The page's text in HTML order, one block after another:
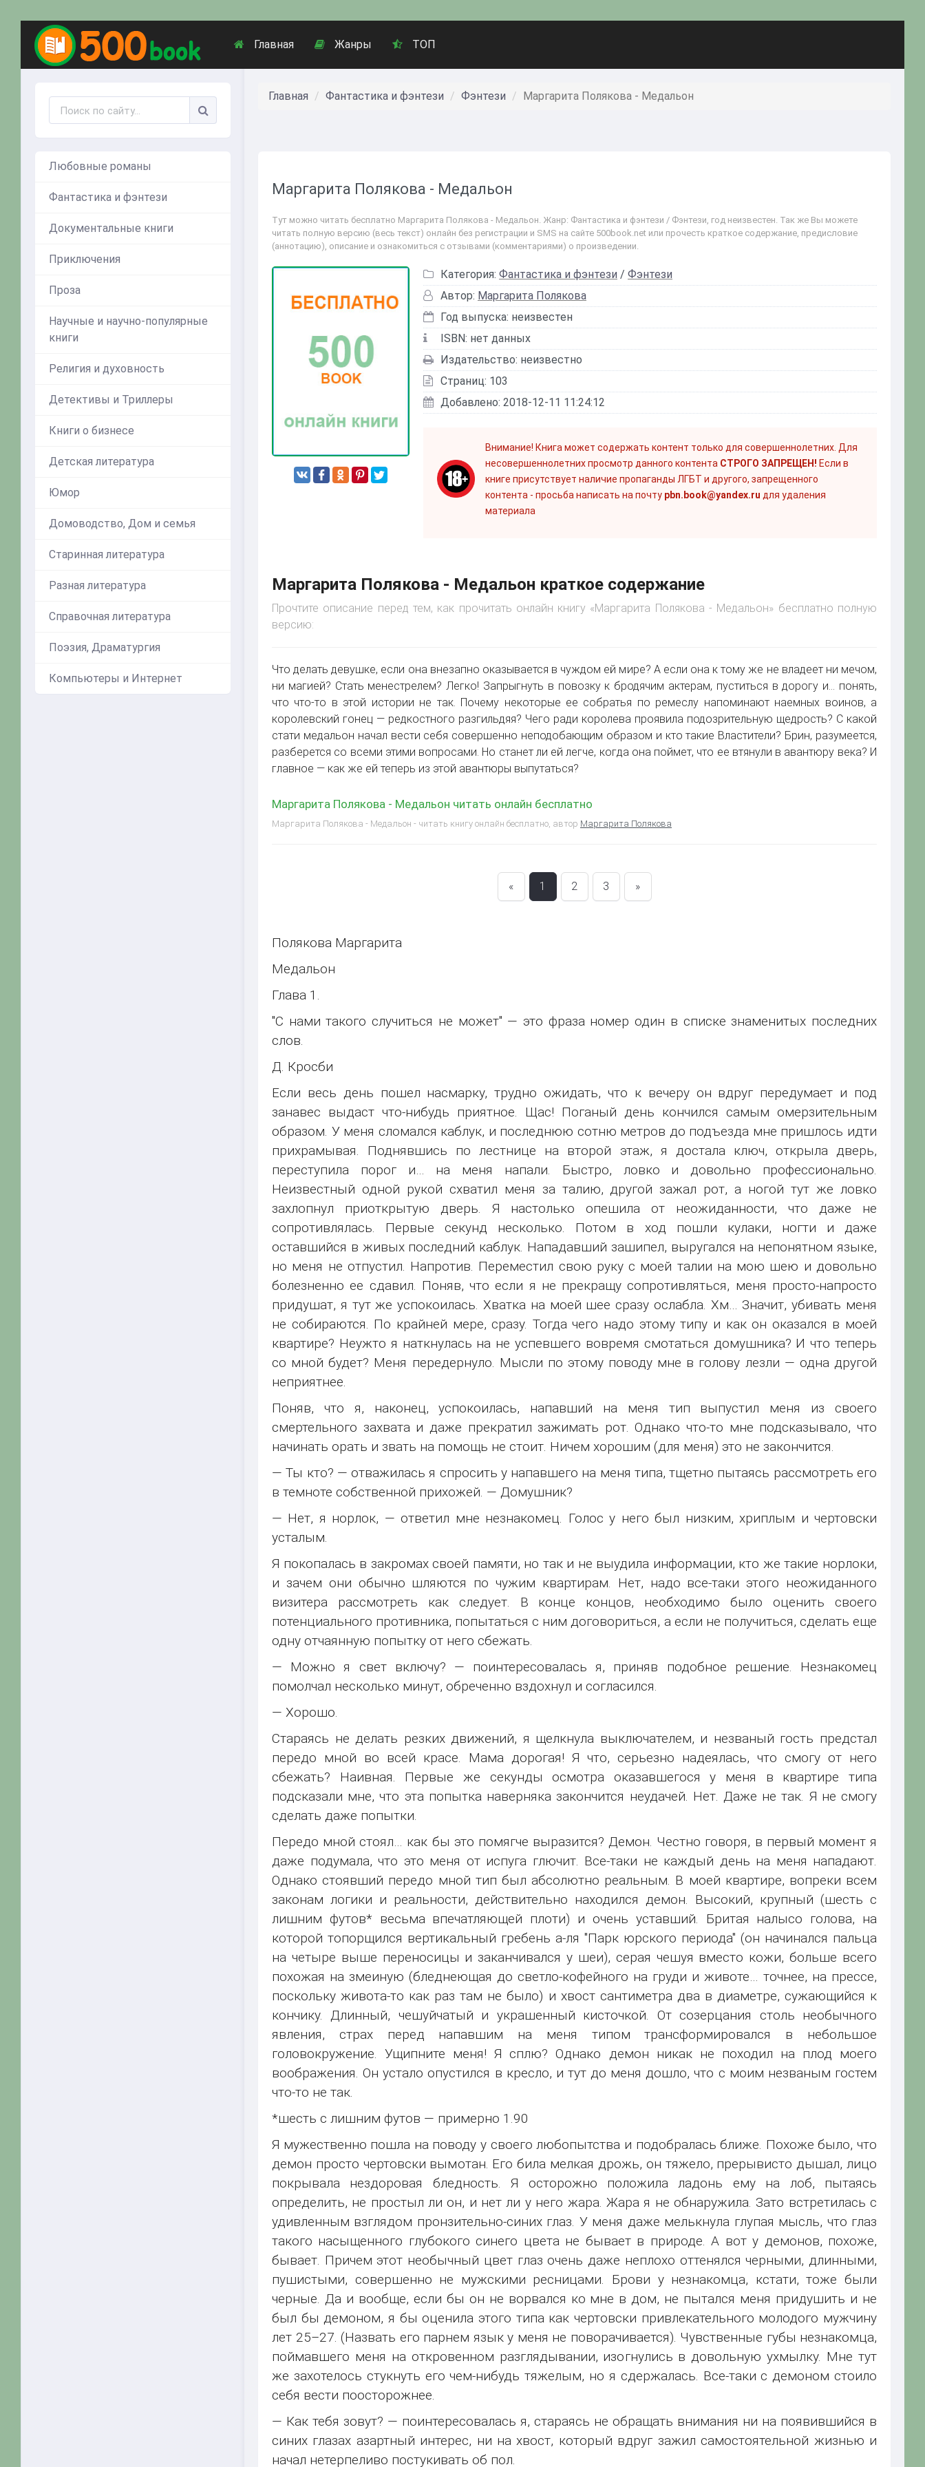
Главная Жанры ТОП
Любовные романы
Фантастика и фэнтези
Документальные книги
Приключения
Проза
Научные и научно-популярные
книги
Религия и духовность
Детективы и Триллеры
Книги о бизнесе
Детская литература
Юмор
Домоводство, Дом и семья
Старинная литература
Разная литература
Справочная литература
Поэзия, Драматургия
Компьютеры и Интернет
Главная Фантастика и фэнтези Фэнтези Маргарита Полякова - Медальон
Маргарита Полякова - Медальон
Тут можно читать бесплатно Маргарита Полякова - Медальон. Жанр: Фантастика и фэнтези / Фэнтези, год неизвестен. Так же Вы можете
читать полную версию (весь текст) онлайн без регистрации и SMS на сайте 500book.net или прочесть краткое содержание, предисловие
(аннотацию), описание и ознакомиться с отзывами (комментариями) о произведении.
Категория: Фантастика и фэнтези / Фэнтези
Автор: Маргарита Полякова
Год выпуска: неизвестен
ISBN: нет данных
Издательство: неизвестно
Страниц: 103
Добавлено: 2018-12-11 11:24:12
Внимание! Книга может содержать контент только для совершеннолетних. Для
несовершеннолетних просмотр данного контента СТРОГО ЗАПРЕЩЕН! Если в
книге присутствует наличие пропаганды ЛГБТ и другого, запрещенного
контента - просьба написать на почту pbn.book@yandex.ru для удаления
материала
Маргарита Полякова - Медальон краткое содержание
Прочтите описание перед тем, как прочитать онлайн книгу «Маргарита Полякова - Медальон» бесплатно полную
версию:
Что делать девушке, если она внезапно оказывается в чуждом ей мире? А если она к тому же не владеет ни мечом,
ни магией? Стать менестрелем? Легко! Запрыгнуть в повозку к бродячим актерам, пуститься в дорогу и… понять,
что что-то в этой истории не так. Почему некоторые ее собратья по ремеслу напоминают наемных воинов, а
королевский гонец — редкостного разгильдяя? Чего ради королева проявила подозрительную щедрость? С какой
стати медальон начал вести себя совершенно неподобающим образом и кто такие Властители? Брин, разумеется,
разберется со всеми этими вопросами. Но станет ли ей легче, когда она поймет, что ее втянули в авантюру века? И
главное — как же ей теперь из этой авантюры выпутаться?
Маргарита Полякова - Медальон читать онлайн бесплатно
Маргарита Полякова - Медальон - читать книгу онлайн бесплатно, автор Маргарита Полякова
« 1 2 3 »
Полякова Маргарита
Медальон
Глава 1.
"С нами такого случиться не может" — это фраза номер один в списке знаменитых последних
слов.
Д. Кросби
Если весь день пошел насмарку, трудно ожидать, что к вечеру он вдруг передумает и под
занавес выдаст что-нибудь приятное. Щас! Поганый день кончился самым омерзительным
образом. У меня сломался каблук, и последнюю сотню метров до подъезда мне пришлось идти
прихрамывая. Поднявшись по лестнице на второй этаж, я достала ключ, открыла дверь,
переступила порог и… на меня напали. Быстро, ловко и довольно профессионально.
Неизвестный одной рукой схватил меня за талию, другой зажал рот, а ногой тут же ловко
захлопнул приоткрытую дверь. Я настолько опешила от неожиданности, что даже не
сопротивлялась. Первые секунд несколько. Потом в ход пошли кулаки, ногти и даже
оставшийся в живых последний каблук. Нападавший зашипел, выругался на непонятном языке,
но меня не отпустил. Напротив. Переместил свою руку с моей талии на мою шею и довольно
болезненно ее сдавил. Поняв, что если я не прекращу сопротивляться, меня просто-напросто
придушат, я тут же успокоилась. Хватка на моей шее сразу ослабла. Хм… Значит, убивать меня
не собираются. По крайней мере, сразу. Тогда чего надо этому типу и как он оказался в моей
квартире? Неужто я наткнулась на не успевшего вовремя смотаться домушника? И что теперь
со мной будет? Меня передернуло. Мысли по этому поводу мне в голову лезли — одна другой
неприятнее.
Поняв, что я, наконец, успокоилась, напавший на меня тип выпустил меня из своего
смертельного захвата и даже прекратил зажимать рот. Однако что-то мне подсказывало, что
начинать орать и звать на помощь не стоит. Ничем хорошим (для меня) это не закончится.
— Ты кто? — отважилась я спросить у напавшего на меня типа, тщетно пытаясь рассмотреть его
в темноте собственной прихожей. — Домушник?
— Нет, я норлок, — ответил мне незнакомец. Голос у него был низким, хриплым и чертовски
усталым.
Я покопалась в закромах своей памяти, но так и не выудила информации, кто же такие норлоки,
и зачем они обычно шляются по чужим квартирам. Нет, надо все-таки этого неожиданного
визитера рассмотреть как следует. В конце концов, необходимо было оценить своего
потенциального противника, попытаться с ним договориться, а если не получиться, сделать еще
одну отчаянную попытку от него сбежать.
— Можно я свет включу? — поинтересовалась я, приняв подобное решение. Незнакомец
помолчал несколько минут, обреченно вздохнул и согласился.
— Хорошо.
Стараясь не делать резких движений, я щелкнула выключателем, и незваный гость предстал
передо мной во всей красе. Мама дорогая! Я что, серьезно надеялась, что смогу от него
сбежать? Наивная. Первые же секунды осмотра оказавшегося у меня в квартире типа
подсказали мне, что эта попытка наверняка закончится неудачей. Нет. Даже не так. Я не смогу
сделать даже попытки.
Передо мной стоял… как бы это помягче выразится? Демон. Честно говоря, в первый момент я
даже подумала, что это меня от испуга глючит. Все-таки не каждый день на меня нападают.
Однако стоявший передо мной тип был абсолютно реальным. В моей квартире, вопреки всем
законам логики и реальности, действительно находился демон. Высокий, крупный (шесть с
лишним футов* весьма впечатляющей плоти) и очень уставший. Бритая налысо голова, на
которой топорщился вертикальный гребень а-ля "Парк юрского периода" (он начинался пальца
на четыре выше переносицы и заканчивался у шеи), серая чешуя вместо кожи, больше всего
похожая на змеиную (бледнеющая до светло-кофейного на груди и животе… точнее, на прессе,
поскольку живота-то как раз там не было) и хвост сантиметра два в диаметре, сужающийся к
кончику. Длинный, чешуйчатый и украшенный кисточкой. От созерцания столь необычного
явления, страх перед напавшим на меня типом трансформировался в небольшое
головокружение. Ущипните меня! Я сплю? Однако демон никак не походил на плод моего
воображения. Он устало опустился в кресло, и тут до меня дошло, что с моим незваным гостем
что-то не так.
*шесть с лишним футов — примерно 1.90
Я мужественно пошла на поводу у своего любопытства и подобралась ближе. Похоже было, что
демон просто чертовски вымотан. Его била мелкая дрожь, он тяжело, прерывисто дышал, лицо
покрывала нездоровая бледность. Я осторожно положила ладонь ему на лоб, пытаясь
определить, не простыл ли он, и нет ли у него жара. Жара я не обнаружила. Зато встретилась с
удивленным взглядом пронзительно-синих глаз. У меня даже мелькнула глупая мысль, что глаз
такого насыщенного глубокого синего цвета не бывает в природе. А вот у демонов, похоже,
бывает. Причем этот необычный цвет глаз очень даже неплохо оттенялся черными, длинными,
пушистыми, совершенно не мужскими ресницами. Брови у незнакомца, кстати, тоже были
черные. Да и вообще, если бы он не ворвался ко мне в дом, не пытался меня придушить и не
был бы демоном, я бы оценила этого типа как чертовски привлекательного молодого мужчину
лет 25–27. (Назвать его парнем язык у меня не поворачивается). Чувственные губы незнакомца,
поймавшего меня на откровенном разглядывании, изогнулись в довольную ухмылку. Мне тут
же захотелось стукнуть его чем-нибудь тяжелым, но я сдержалась. Все-таки с демоном стоило
себя вести поосторожнее.
— Как тебя зовут? — поинтересовалась я, стараясь не обращать внимания ни на появившийся в
синих глазах азартный интерес, ни на хвост, который вдруг зажил самостоятельной жизнью и
начал нетерпеливо постукивать об пол.